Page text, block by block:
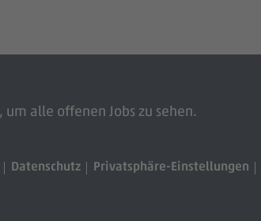
, um alle offenen Jobs zu sehen.
Datenschutz Privatsphäre-Einstellungen